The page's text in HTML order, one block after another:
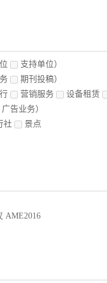
支持单位）
期刊投稿）
营销服务 设备租赁
广告业务）
社
景点
AME2016